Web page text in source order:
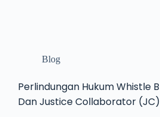
Blog
Perlindungan Hukum Whistle
Dan Justice Collaborator (JC)